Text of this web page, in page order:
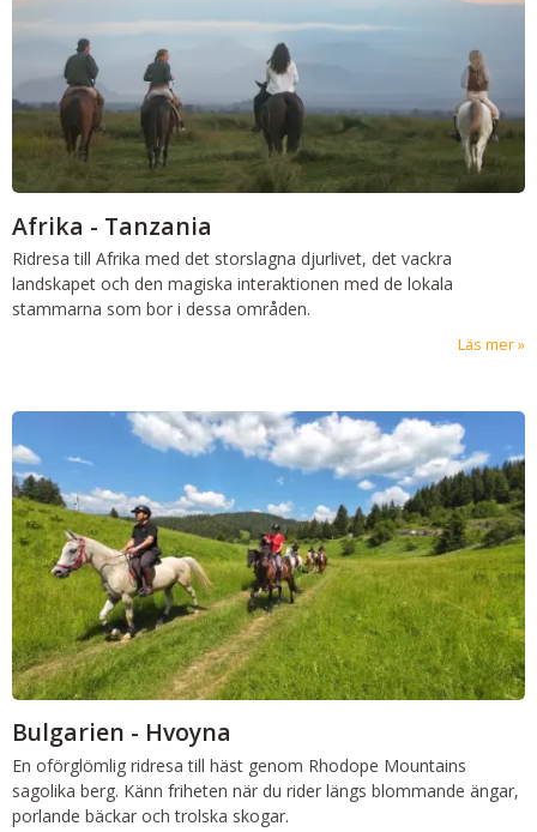
Afrika - Tanzania
Ridresa till Afrika med det storslagna djurlivet, det vackra
landskapet och den magiska interaktionen med de lokala
stammarna som bor i dessa områden.
Läs mer
Bulgarien - Hvoyna
En oförglömlig ridresa till häst genom Rhodope Mountains
sagolika berg. Känn friheten när du rider längs blommande ängar,
porlande bäckar och trolska skogar.